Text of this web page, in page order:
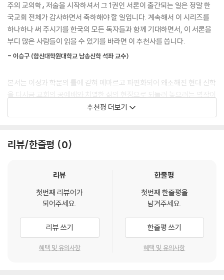
주의 교의학』 저술을 시작하셔서 그 1권인 서론이 출간되는 일은 정말 한
국교회 전체가 감사하면서 축하해야 할 일입니다. 계속해서 이 시리즈를
하나하나 써 주시기를 한국의 모든 독자들과 함께 기대하면서, 이 서론을
부디 많은 사람들이 읽을 수 있기를 바라면 이 추천사를 씁니다.
- 이승구 (함신대학원대학교 남송신학 석좌 교수)
본서는 이성과 학문의 틀에 갇혀 메마르고 파편화되어 왜소해진 현대 신학
을 다시금 교회의 공예배와 치열한 삶의 현장으로 되돌려 놓으려는 역작이
자, 실천적인 교의학 서론입니다. 편하게 공감 가는 일상의 언어로 쓰인 이
책은, 독자들에게 신학함이 얼마나 가슴 뛰고 재미있는 일인지 생생하게
의 감격을 회복하고 삶에서 실천하기를 원하는 모든 분께 이 책의 일독을
본서는 하나님의 유일한 말씀으로서의 성경의 특성, 성경 말씀의 하나님의
자기 계시로서의 구속사적-구원론적 의미, 성령의 영감으로 기록된 하나
님의 그 말씀을 성령의 조명과 감화 가운데 믿음으로써 받아들이는 계시의
원리 혹은 신학의 원리, 이른바 첫 번째 신학, 즉 신학서론을 논합니다. 본
서가 널리 귀히 읽혀 교회 안에서, 한 성령 가운데, 한 성경 말씀으로, 한 머
추천평 더보기
리뷰/한줄평 0
리뷰
첫번째 리뷰어가
되어주세요.
리뷰 쓰기
혜택 및 유의사항
한줄평
첫번째 한줄평을
남겨주세요.
한줄평 쓰기
혜택 및 유의사항